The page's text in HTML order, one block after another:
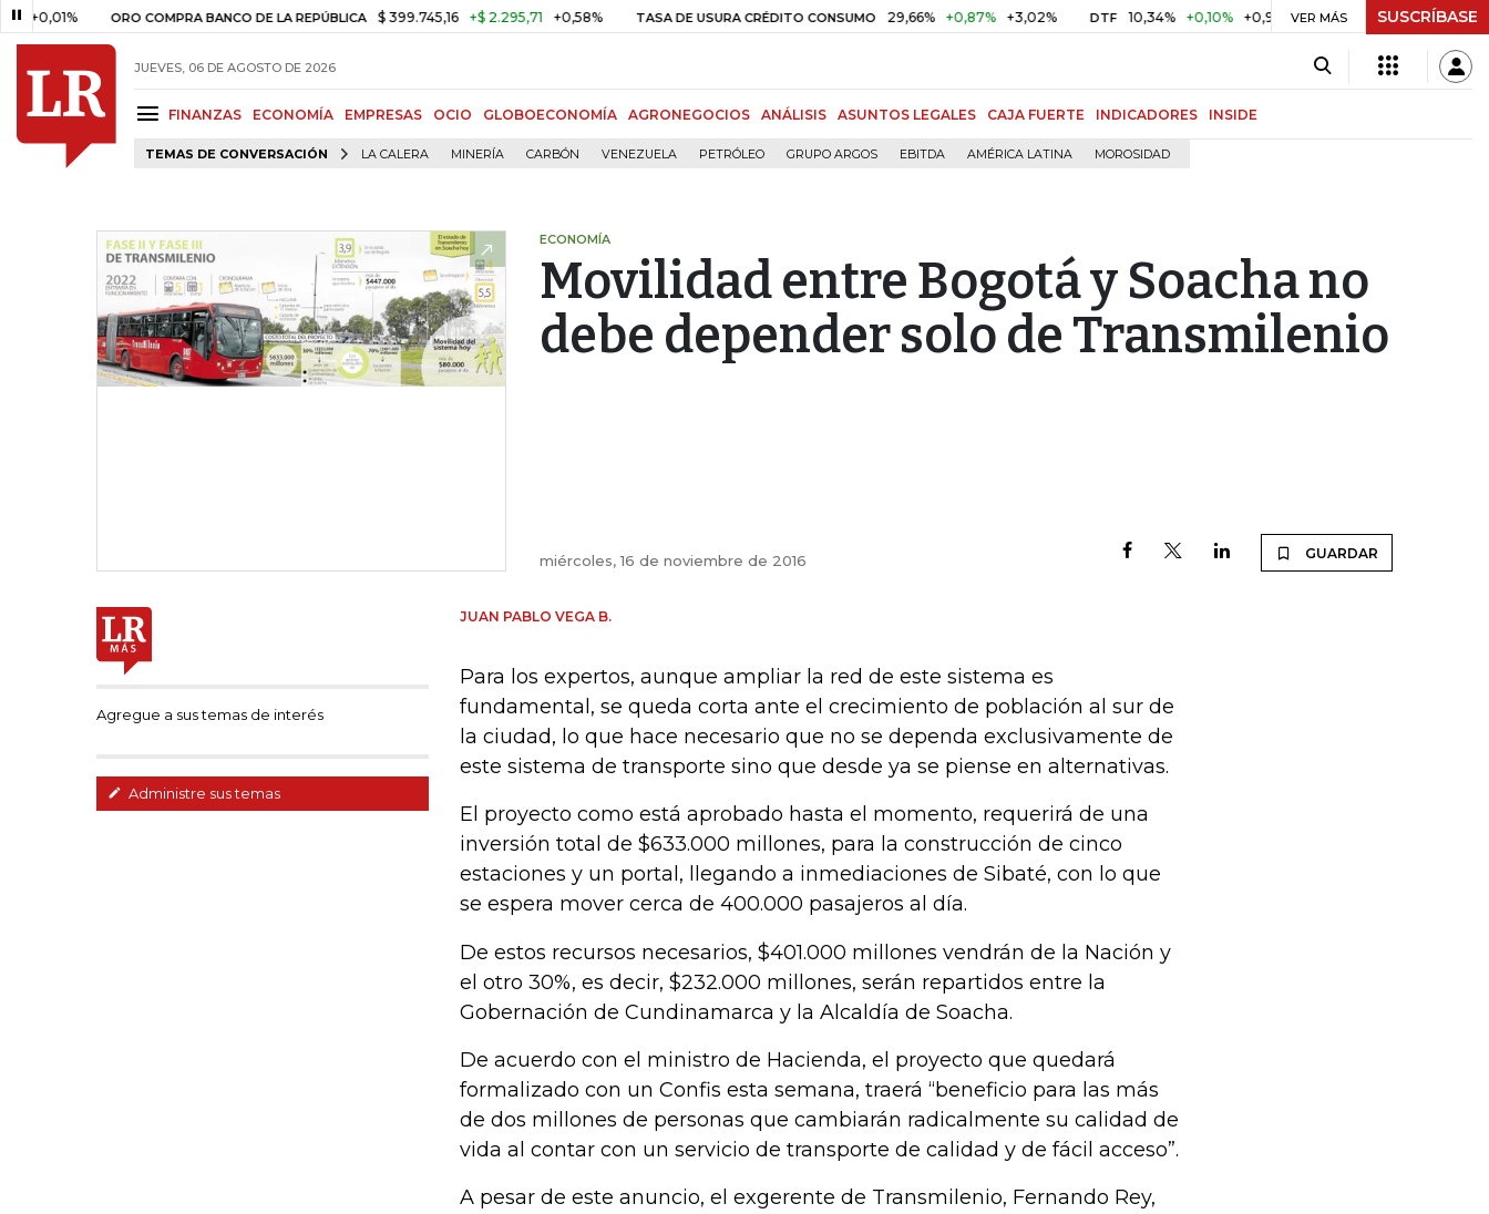
ORO COMPRA BANCO DE LA REPÚBLICA $ 399.745,16 +$ 2.295,71 +0,58% TASA DE USURA CRÉDITO CONSUMO 29,66% +0,87% +3,02% DTF 10,34% +0,10% +0,98% UVR $ 416,86 +$ 0,05 +0,01%
VER MÁS SUSCRÍBASE
JUEVES, 06 DE AGOSTO DE 2026
FINANZAS ECONOMÍA EMPRESAS OCIO GLOBOECONOMÍA AGRONEGOCIOS ANÁLISIS ASUNTOS LEGALES CAJA FUERTE INDICADORES INSIDE
TEMAS DE CONVERSACIÓN LA CALERA MINERÍA CARBÓN VENEZUELA PETRÓLEO GRUPO ARGOS EBITDA AMÉRICA LATINA MOROSIDAD
ECONOMÍA
Movilidad entre Bogotá y Soacha no
debe depender solo de Transmilenio
miércoles, 16 de noviembre de 2016 GUARDAR
Agregue a sus temas de interés
Administre sus temas
JUAN PABLO VEGA B.
Para los expertos, aunque ampliar la red de este sistema es
fundamental, se queda corta ante el crecimiento de población al sur de
la ciudad, lo que hace necesario que no se dependa exclusivamente de
este sistema de transporte sino que desde ya se piense en alternativas.
El proyecto como está aprobado hasta el momento, requerirá de una
inversión total de $633.000 millones, para la construcción de cinco
estaciones y un portal, llegando a inmediaciones de Sibaté, con lo que
se espera mover cerca de 400.000 pasajeros al día.
De estos recursos necesarios, $401.000 millones vendrán de la Nación y
el otro 30%, es decir, $232.000 millones, serán repartidos entre la
Gobernación de Cundinamarca y la Alcaldía de Soacha.
De acuerdo con el ministro de Hacienda, el proyecto que quedará
formalizado con un Confis esta semana, traerá “beneficio para las más
de dos millones de personas que cambiarán radicalmente su calidad de
vida al contar con un servicio de transporte de calidad y de fácil acceso”.
A pesar de este anuncio, el exgerente de Transmilenio, Fernando Rey,